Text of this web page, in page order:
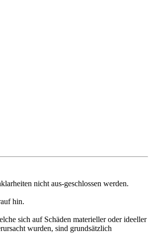
nicht aus-geschlossen werden.
hin.
sich auf Schäden materieller oder ideeller
wurden, sind grundsätzlich